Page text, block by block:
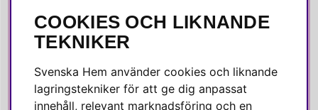
SOCIALA MEDIER
Instagram
COOKIES OCH LIKNANDE
TEKNIKER
Svenska Hem använder cookies och liknande
lagringstekniker för att ge dig anpassat
innehåll, relevant marknadsföring och en